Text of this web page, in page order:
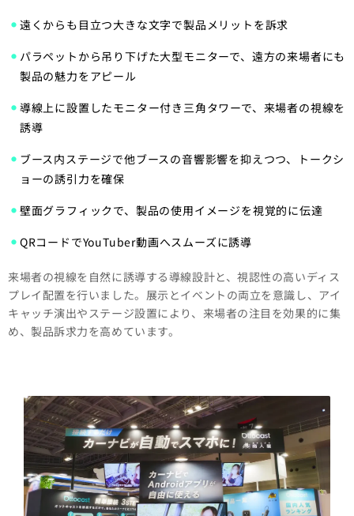
遠くからも目立つ大きな文字で製品メリットを訴求
パラペットから吊り下げた大型モニターで、遠方の来場者にも
製品の魅力をアピール
導線上に設置したモニター付き三角タワーで、来場者の視線を
誘導
ブース内ステージで他ブースの音響影響を抑えつつ、トークシ
ョーの誘引力を確保
壁面グラフィックで、製品の使用イメージを視覚的に伝達
QRコードでYouTuber動画へスムーズに誘導
来場者の視線を自然に誘導する導線設計と、視認性の高いディス
プレイ配置を行いました。展示とイベントの両立を意識し、アイ
キャッチ演出やステージ設置により、来場者の注目を効果的に集
め、製品訴求力を高めています。